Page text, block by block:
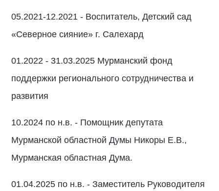
05.2021-12.2021 - Воспитатель, Детский сад
«Северное сияние» г. Салехард
01.2022 - 31.03.2025 Мурманский фонд
поддержки регионального сотрудничества и
развития
10.2024 по н.в. - Помощник депутата
Мурманской областной Думы Никоры Е.В.,
Мурманская областная Дума.
01.04.2025 по н.в. - Заместитель Руководителя